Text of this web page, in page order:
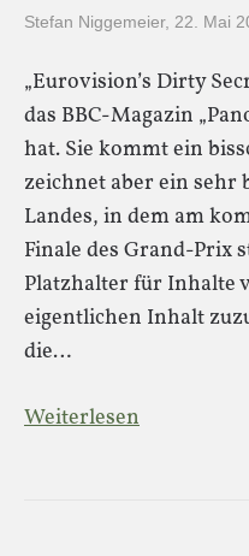
Stefan Niggemeier, 22. Mai
„Eurovision’s Dirty
das BBC-Magazin
hat. Sie kommt ein
zeichnet aber ein sehr
Landes, in dem am
Finale des Grand-Prix
Platzhalter für Inhalte
eigentlichen Inhalt
die…
Weiterlesen